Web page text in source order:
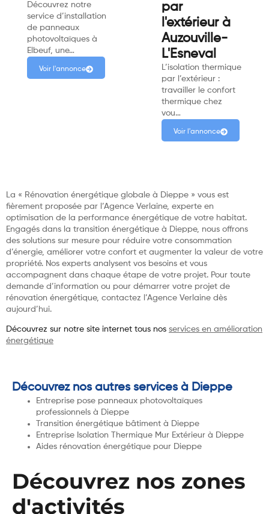
Découvrez notre
service d’installation
de panneaux
photovoltaïques à
Elbeuf, une…
Voir l'annonce
par
l'extérieur à
Auzouville-
L'Esneval
L’isolation thermique
par l’extérieur :
travailler le confort
thermique chez
vou…
Voir l'annonce
La « Rénovation énergétique globale à Dieppe » vous est
fièrement proposée par l’Agence Verlaine, experte en
optimisation de la performance énergétique de votre habitat.
Engagés dans la transition énergétique à Dieppe, nous offrons
des solutions sur mesure pour réduire votre consommation
d’énergie, améliorer votre confort et augmenter la valeur de votre
propriété. Nos experts analysent vos besoins et vous
accompagnent dans chaque étape de votre projet. Pour toute
demande d’information ou pour démarrer votre projet de
rénovation énergétique, contactez l’Agence Verlaine dès
aujourd’hui.
Découvrez sur notre site internet tous nos services en amélioration
énergétique
Découvrez nos autres services à Dieppe
Entreprise pose panneaux photovoltaïques
professionnels à Dieppe
Transition énergétique bâtiment à Dieppe
Entreprise Isolation Thermique Mur Extérieur à Dieppe
Aides rénovation énergétique pour Dieppe
Découvrez nos zones
d'activités